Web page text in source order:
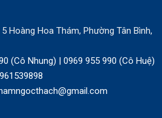
Hoàng Hoa Thám, Phường Tân Bình,
(Cô Nhung) | 0969 955 990 (Cô Huệ)